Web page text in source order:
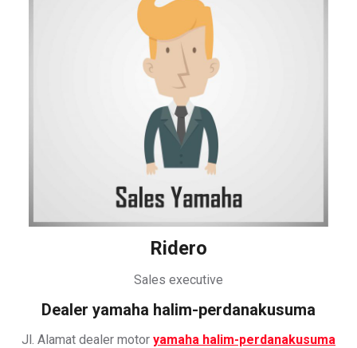
Ridero
Sales executive
Dealer yamaha halim-perdanakusuma
Jl. Alamat dealer motor yamaha halim-perdanakusuma